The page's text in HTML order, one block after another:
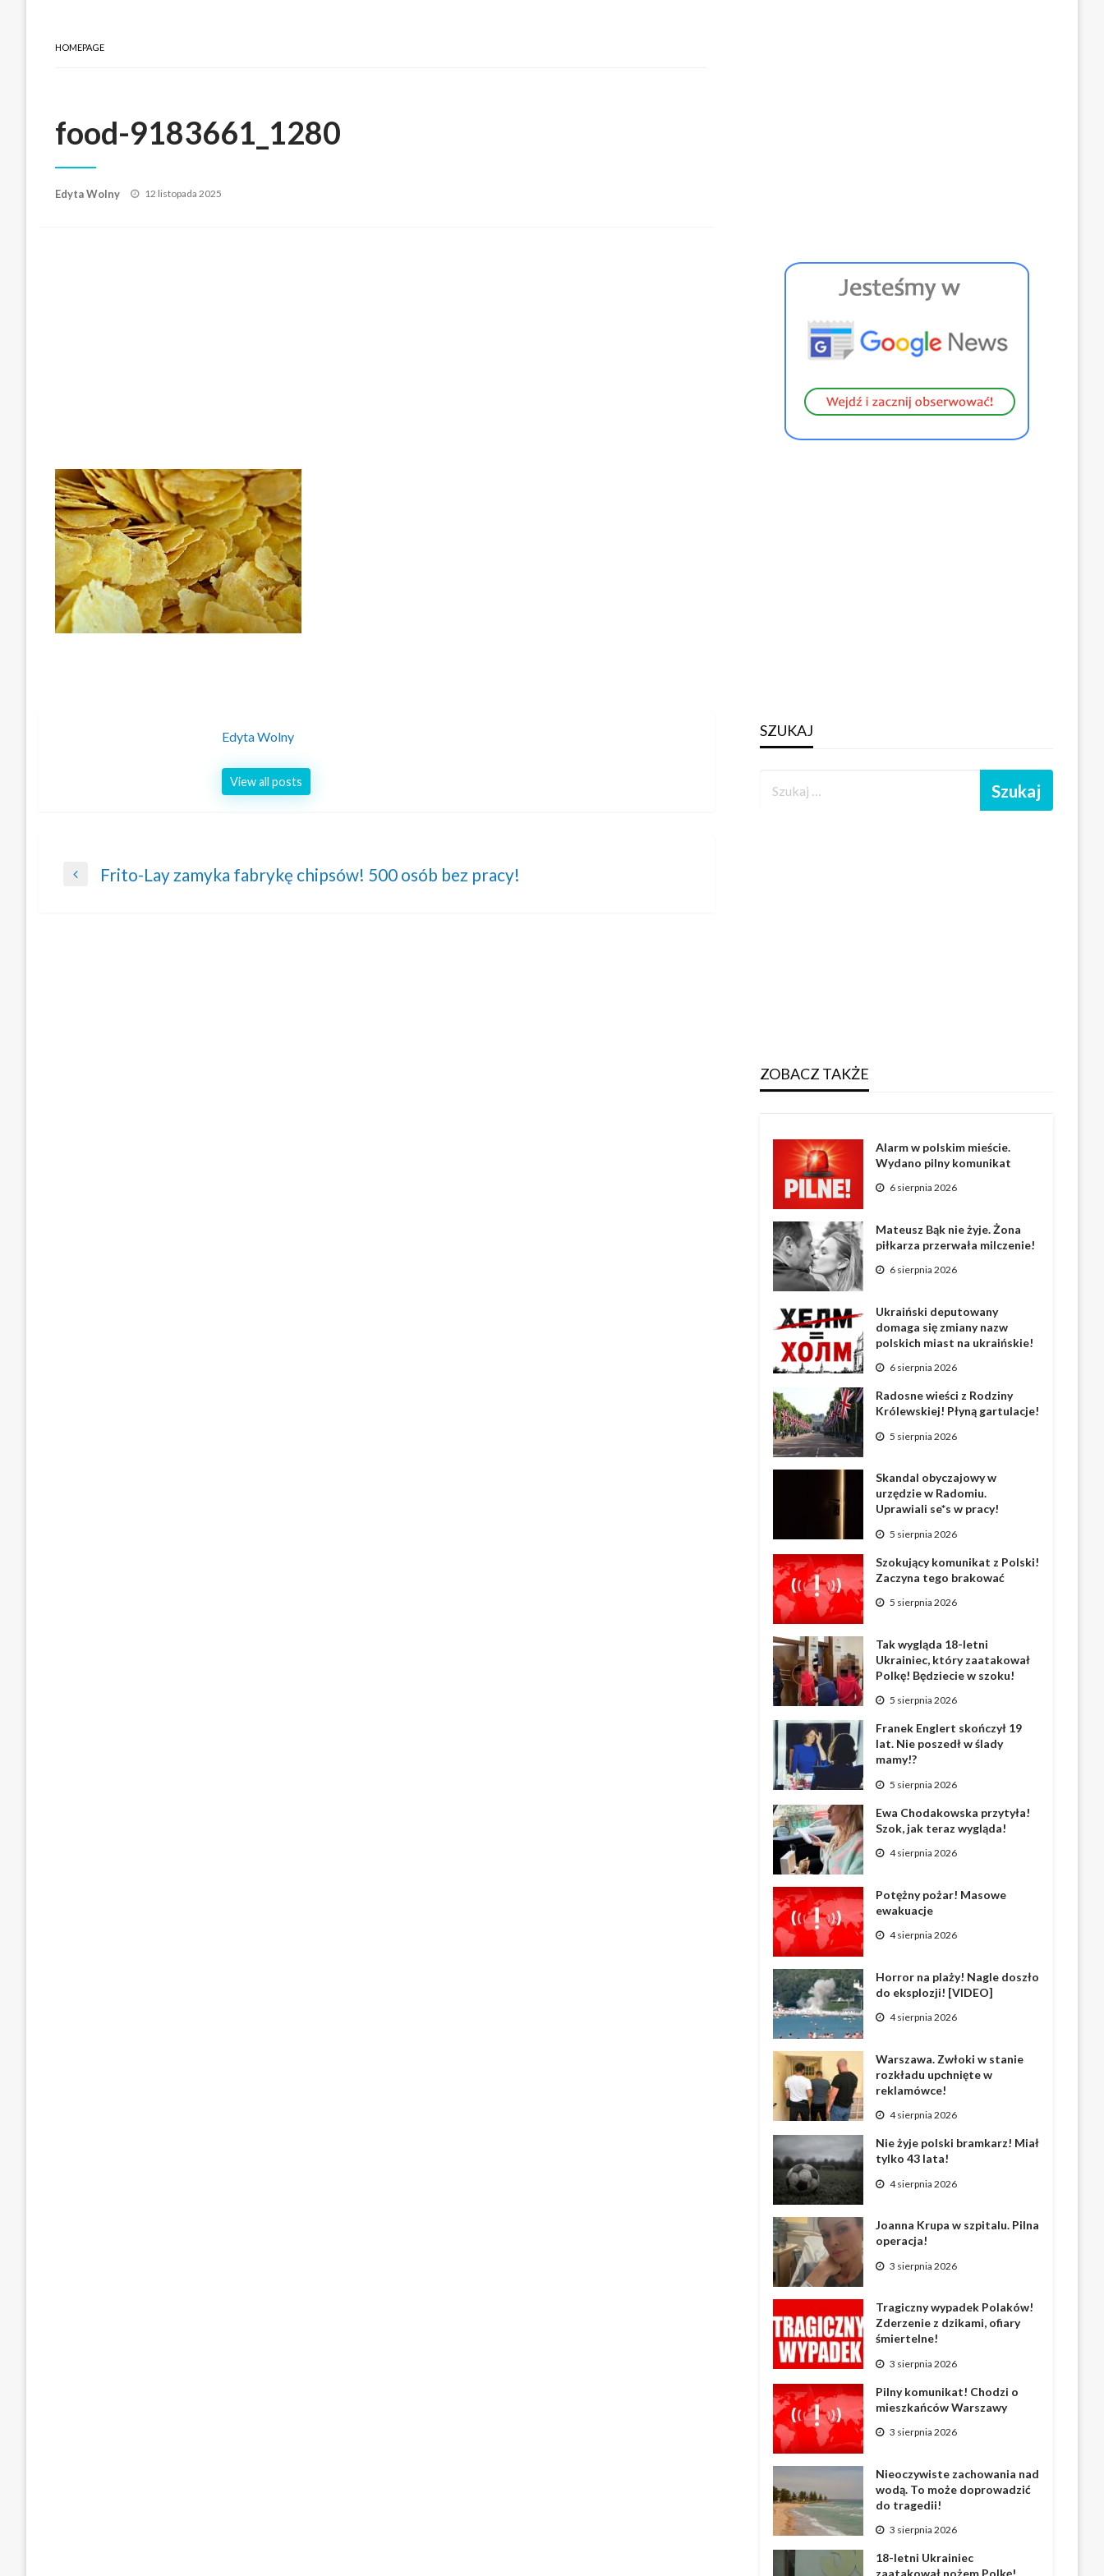
HOMEPAGE
food-9183661_1280
Edyta Wolny
Posted
12 listopada 2025
Edyta Wolny
View all posts
Nawigacja
Previous
Frito-Lay zamyka fabrykę chipsów! 500 osób bez pracy!
SZUKAJ
ZOBACZ TAKŻE
Alarm w polskim mieście.
Wydano pilny komunikat
6 sierpnia 2026
Mateusz Bąk nie żyje. Żona
piłkarza przerwała milczenie!
6 sierpnia 2026
Ukraiński deputowany
domaga się zmiany nazw
polskich miast na ukraińskie!
6 sierpnia 2026
Radosne wieści z Rodziny
Królewskiej! Płyną gartulacje!
5 sierpnia 2026
Skandal obyczajowy w
urzędzie w Radomiu.
Uprawiali se*s w pracy!
5 sierpnia 2026
Szokujący komunikat z Polski!
Zaczyna tego brakować
5 sierpnia 2026
Tak wygląda 18-letni
Ukrainiec, który zaatakował
Polkę! Będziecie w szoku!
5 sierpnia 2026
Franek Englert skończył 19
lat. Nie poszedł w ślady
mamy!?
5 sierpnia 2026
Ewa Chodakowska przytyła!
Szok, jak teraz wygląda!
4 sierpnia 2026
Potężny pożar! Masowe
ewakuacje
4 sierpnia 2026
Horror na plaży! Nagle doszło
do eksplozji! [VIDEO]
4 sierpnia 2026
Warszawa. Zwłoki w stanie
rozkładu upchnięte w
reklamówce!
4 sierpnia 2026
Nie żyje polski bramkarz! Miał
tylko 43 lata!
4 sierpnia 2026
Joanna Krupa w szpitalu. Pilna
operacja!
3 sierpnia 2026
Tragiczny wypadek Polaków!
Zderzenie z dzikami, ofiary
śmiertelne!
3 sierpnia 2026
Pilny komunikat! Chodzi o
mieszkańców Warszawy
3 sierpnia 2026
Nieoczywiste zachowania nad
wodą. To może doprowadzić
do tragedii!
3 sierpnia 2026
18-letni Ukrainiec